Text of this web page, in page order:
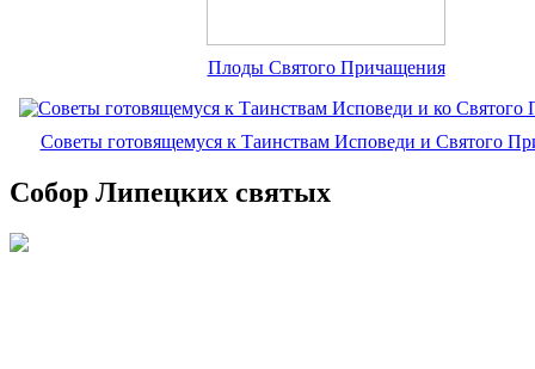
Плоды Святого Причащения
Советы готовящемуся к Таинствам Исповеди и Святого
Собор Липецких святых